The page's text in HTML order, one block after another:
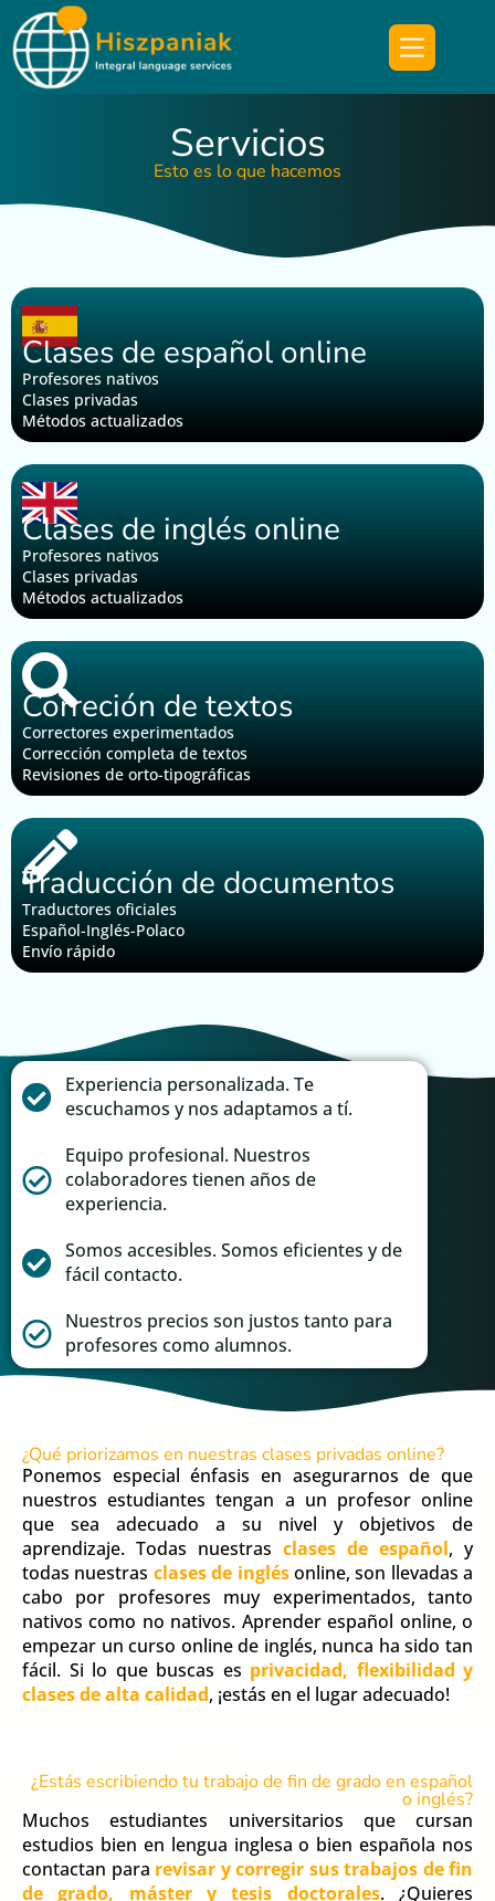
Servicios
Esto es lo que hacemos
Clases de español online
Profesores nativos
Clases privadas
Métodos actualizados
Clases de inglés online
Profesores nativos
Clases privadas
Métodos actualizados
Correción de textos
Correctores experimentados
Corrección completa de textos
Revisiones de orto-tipográficas
Traducción de documentos
Traductores oficiales
Español-Inglés-Polaco
Envío rápido
Experiencia personalizada. Te
escuchamos y nos adaptamos a tí.
Equipo profesional. Nuestros
colaboradores tienen años de
experiencia.
Somos accesibles. Somos eficientes y de
fácil contacto.
Nuestros precios son justos tanto para
profesores como alumnos.
¿Qué priorizamos en nuestras clases privadas online?
Ponemos especial énfasis en asegurarnos de que
nuestros estudiantes tengan a un profesor online
que sea adecuado a su nivel y objetivos de
aprendizaje. Todas nuestras clases de español, y
todas nuestras clases de inglésonline, son llevadas a
cabo por profesores muy experimentados, tanto
nativos como no nativos. Aprender español online, o
empezar un curso online de inglés, nunca ha sido tan
fácil. Si lo que buscas es privacidad, flexibilidad y
clases de alta calidad, ¡estás en el lugar adecuado!
¿Estás escribiendo tu trabajo de fin de grado en español
o inglés?
Muchos estudiantes universitarios que cursan
estudios bien en lengua inglesa o bien española nos
contactan para revisar y corregir sus trabajos de fin
de grado, máster y tesis doctorales. ¿Quieres